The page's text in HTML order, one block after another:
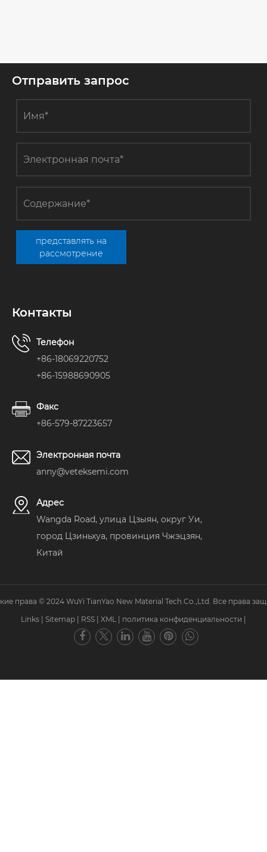
Отправить запрос
представлять на
рассмотрение
Контакты
Телефон
+86-18069220752
+86-15988690905
Факс
+86-579-87223657
Электронная почта
anny@veteksemi.com
Адрес
Wangda Road, улица Цзыян, округ Уи,
город Цзиньхуа, провинция Чжэцзян,
Китай
права © 2024 WuYi TianYao New Material Tech.Co.,Ltd. Все права
Links
Sitemap RSS XML политика конфиденциальности